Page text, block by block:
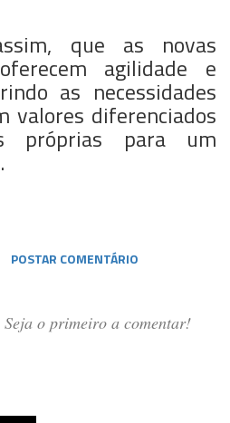
que as novas
agilidade e
as necessidades
valores diferenciados
próprias para um
POSTAR COMENTÁRIO
o primeiro a comentar!